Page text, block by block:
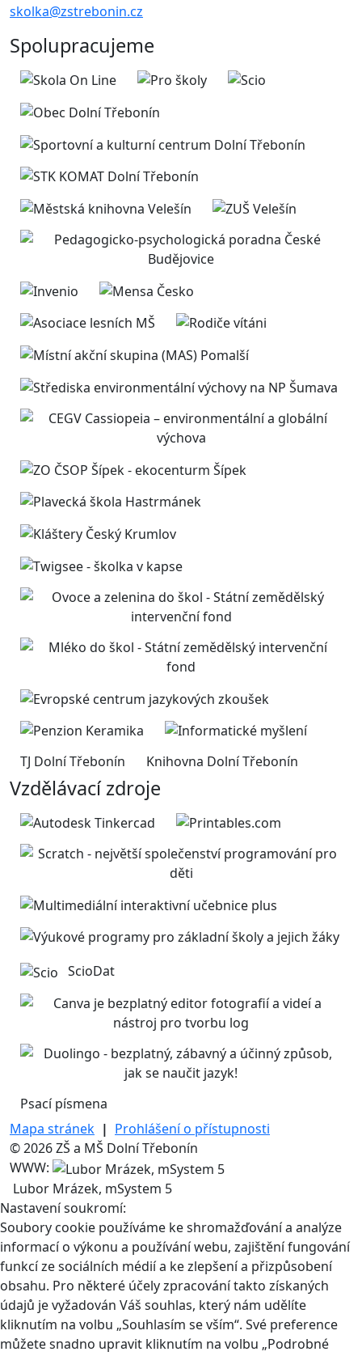
skolka@zstrebonin.cz
Spolupracujeme
TJ Dolní Třebonín Knihovna Dolní Třebonín
Vzdělávací zdroje
ScioDat
Psací písmena
Mapa stránek | Prohlášení o přístupnosti
© 2026 ZŠ a MŠ Dolní Třebonín
WWW:
Lubor Mrázek, mSystem 5
Nastavení soukromí:
Soubory cookie používáme ke shromažďování a analýze
informací o výkonu a používání webu, zajištění fungování
funkcí ze sociálních médií a ke zlepšení a přizpůsobení
obsahu. Pro některé účely zpracování takto získaných
údajů je vyžadován Váš souhlas, který nám udělíte
kliknutím na volbu „Souhlasím se vším“. Své preference
můžete snadno upravit kliknutím na volbu „Podrobné